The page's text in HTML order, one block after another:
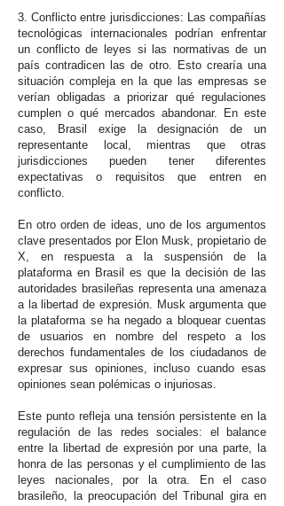
3. Conflicto entre jurisdicciones: Las compañías
tecnológicas internacionales podrían enfrentar
un conflicto de leyes si las normativas de un
país contradicen las de otro. Esto crearía una
situación compleja en la que las empresas se
verían obligadas a priorizar qué regulaciones
cumplen o qué mercados abandonar. En este
caso, Brasil exige la designación de un
representante local, mientras que otras
jurisdicciones pueden tener diferentes
expectativas o requisitos que entren en
conflicto.
En otro orden de ideas, uno de los argumentos
clave presentados por Elon Musk, propietario de
X, en respuesta a la suspensión de la
plataforma en Brasil es que la decisión de las
autoridades brasileñas representa una amenaza
a la libertad de expresión. Musk argumenta que
la plataforma se ha negado a bloquear cuentas
de usuarios en nombre del respeto a los
derechos fundamentales de los ciudadanos de
expresar sus opiniones, incluso cuando esas
opiniones sean polémicas o injuriosas.
Este punto refleja una tensión persistente en la
regulación de las redes sociales: el balance
entre la libertad de expresión por una parte, la
honra de las personas y el cumplimiento de las
leyes nacionales, por la otra. En el caso
brasileño, la preocupación del Tribunal gira en